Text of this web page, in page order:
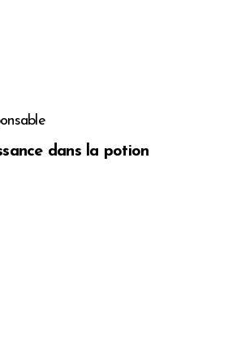
dans la potion